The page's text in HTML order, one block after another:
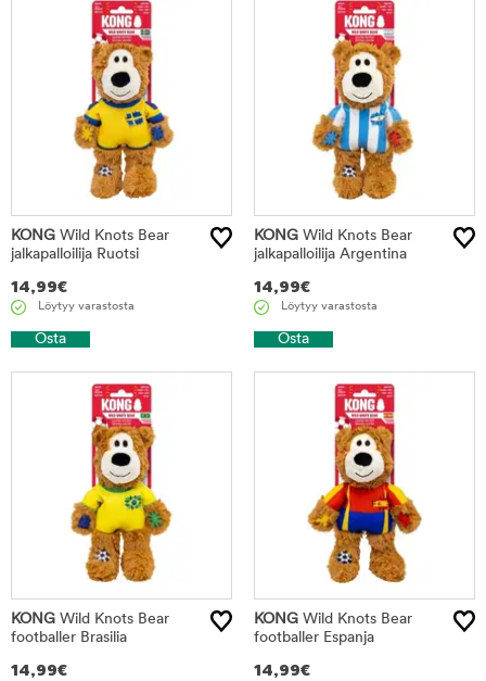
KONG Wild Knots Bear
jalkapalloilija Ruotsi
14,99€
Löytyy varastosta
Osta
KONG Wild Knots Bear
jalkapalloilija Argentina
14,99€
Löytyy varastosta
Osta
KONG Wild Knots Bear
footballer Brasilia
14,99€
KONG Wild Knots Bear
footballer Espanja
14,99€